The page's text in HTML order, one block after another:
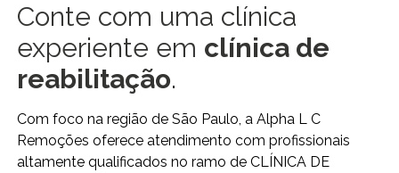
Conte com uma clínica
experiente em clínica de
reabilitação.
Com foco na região de São Paulo, a Alpha L C
Remoções oferece atendimento com profissionais
altamente qualificados no ramo de CLÍNICA DE